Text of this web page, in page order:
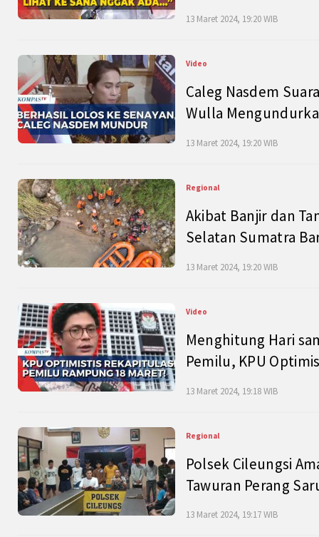
13 Maret 2024, 19:20 WIB
Video
Caleg Nasdem
Wulla
13 Maret 2024, 19:20 WIB
Regional
Akibat Banjir dan
Selatan Sumatra
13 Maret 2024, 19:20 WIB
Video
Menghitung Hari
Pemilu, KPU
13 Maret 2024, 19:18 WIB
Regional
Polsek Cileungsi
Tawuran Perang
13 Maret 2024, 19:17 WIB